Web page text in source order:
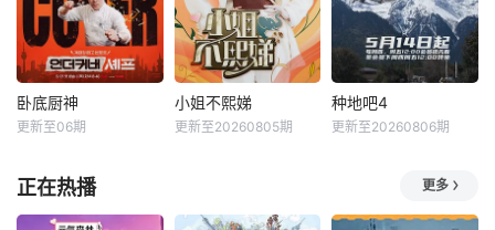
卧底厨神
更新至06期
小姐不熙娣
更新至20260805期
种地吧4
更新至20260806期
正在热播 更多